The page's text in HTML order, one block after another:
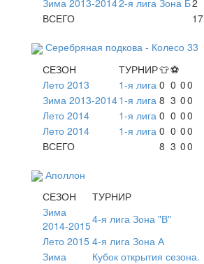
Зима 2013-20142-я лига Зона Б2
ВСЕГО
17
Серебряная подкова - Колесо 33
СЕЗОН
ТУРНИР👕⚽
Лето 2013
1-я лига 0 0 00
Зима 2013-20141-я лига 8 3 00
Лето 2014
1-я лига 0 0 00
Лето 2014
1-я лига 0 0 00
ВСЕГО
8 3 00
Аполлон
СЕЗОН
ТУРНИР
Зима
2014-20154-я лига Зона "В"
Лето 2015 4-я лига Зона А
Зима
Кубок открытия сезона.